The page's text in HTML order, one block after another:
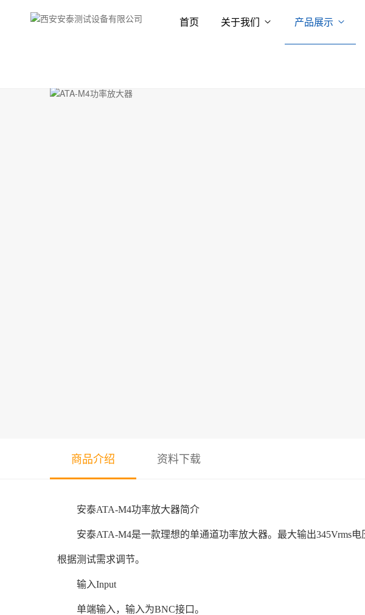
首页 关于我们 产品展示
商品介绍 资料下载
安泰ATA-M4功率放大器简介
安泰ATA-M4是一款理想的单通道功率放大器。最大输出345Vrms电
根据测试需求调节。
输入Input
单端输入，输入为BNC接口。